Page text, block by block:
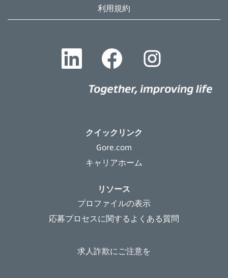
利用規約
新
し
い
新
し
い
で
。
新
し
い
で
。
クイックリンク
Gore.com
キャリアホーム
リソース
プロファイルの表示
応募プロセスに関するよくある質問
求人詐欺にご注意を